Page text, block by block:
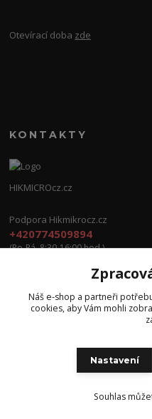
Otevírací doba zde
KONTAKTY
HIKMICROcz.cz
Podpora Hikmikrocz.cz
+420774509894
(Po-Pá, 8:30-16:00 hod.)
info@hikmicrocz.cz
Náš e-shop a partneři
cookies, aby Vám mohli
Nastavení
Souhlas